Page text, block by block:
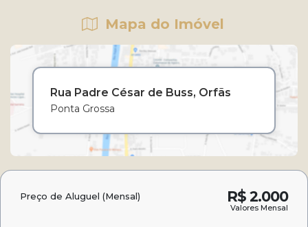
Mapa do Imóvel
Rua Padre César de Buss Orfãs
Ponta Grossa
R$ 2.000
Preço de Aluguel (Mensal)
Valores Mensal